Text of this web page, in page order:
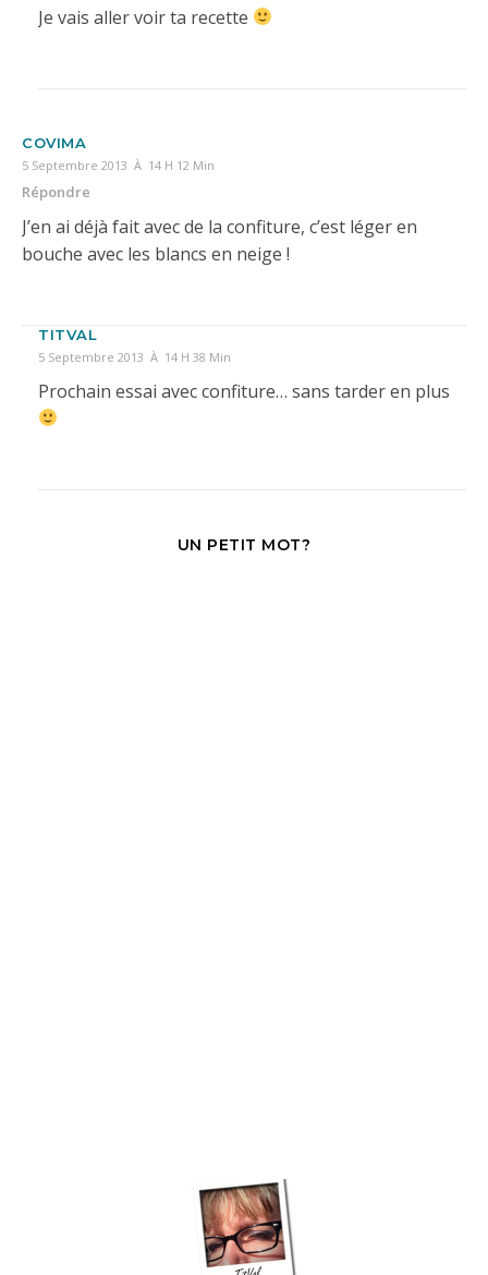
Je vais aller voir ta recette
COVIMA
5 Septembre 2013 À 14 H 12 Min
Répondre
J’en ai déjà fait avec de la confiture, c’est léger en
bouche avec les blancs en neige !
TITVAL
5 Septembre 2013 À 14 H 38 Min
Prochain essai avec confiture… sans tarder en plus
UN PETIT MOT?